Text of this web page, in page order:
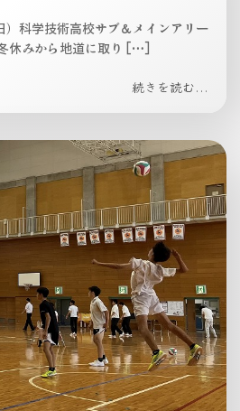
科学技術高校サブ＆メインアリー
休みから地道に取り […]
続きを読む...